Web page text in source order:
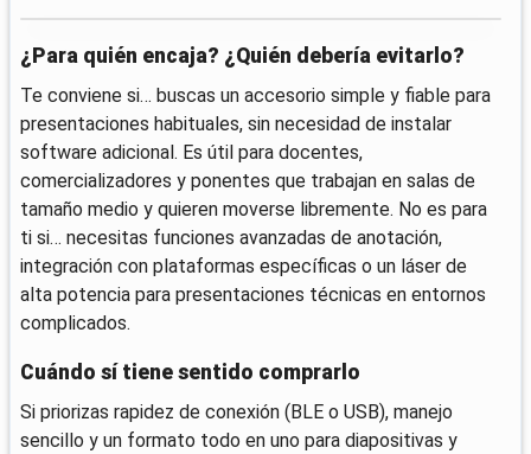
¿Para quién encaja? ¿Quién debería evitarlo?
Te conviene si… buscas un accesorio simple y fiable para
presentaciones habituales, sin necesidad de instalar
software adicional. Es útil para docentes,
comercializadores y ponentes que trabajan en salas de
tamaño medio y quieren moverse libremente. No es para
ti si… necesitas funciones avanzadas de anotación,
integración con plataformas específicas o un láser de
alta potencia para presentaciones técnicas en entornos
complicados.
Cuándo sí tiene sentido comprarlo
Si priorizas rapidez de conexión (BLE o USB), manejo
sencillo y un formato todo en uno para diapositivas y